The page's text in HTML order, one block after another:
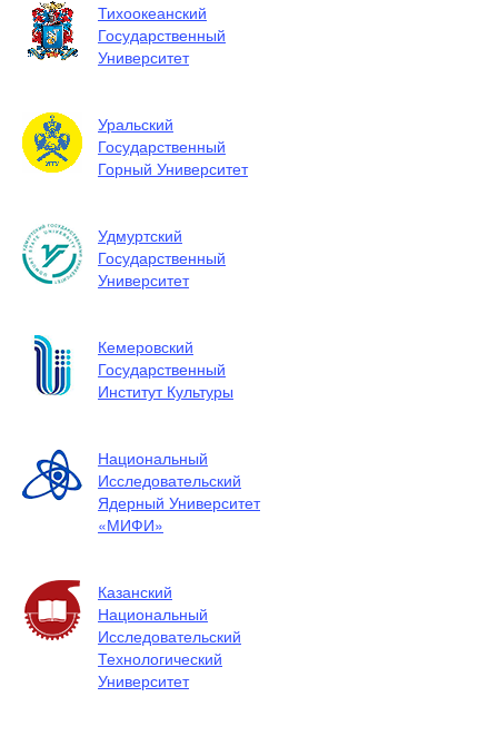
Тихоокеанский
Государственный
Университет
Уральский
Государственный
Горный Университет
Удмуртский
Государственный
Университет
Кемеровский
Государственный
Институт Культуры
Национальный
Исследовательский
Ядерный Университет
«МИФИ»
Казанский
Национальный
Исследовательский
Технологический
Университет